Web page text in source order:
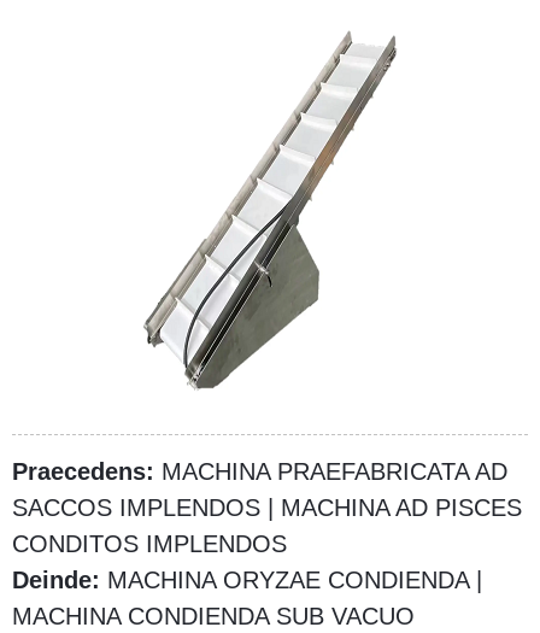
Praecedens: MACHINA PRAEFABRICATA AD
SACCOS IMPLENDOS | MACHINA AD PISCES
CONDITOS IMPLENDOS
Deinde: MACHINA ORYZAE CONDIENDA |
MACHINA CONDIENDA SUB VACUO